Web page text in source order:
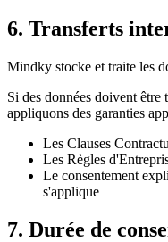
6. Transferts
Mindky stocke et traite les
Si des données doivent être
appliquons des garanties
Les Clauses
Les Règles
Le consentement
s'applique
7. Durée de